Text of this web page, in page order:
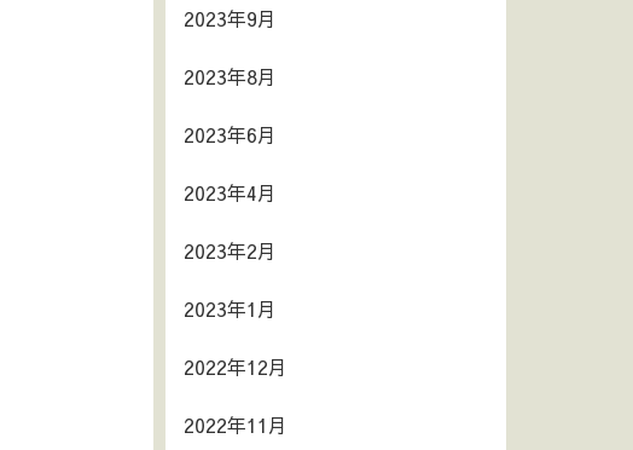
2023年9月
2023年8月
2023年6月
2023年4月
2023年2月
2023年1月
2022年12月
2022年11月